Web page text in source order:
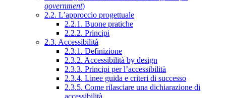
government)
2.2. L’approccio progettuale
2.2.1. Buone pratiche
2.2.2. Principi
2.3. Accessibilità
2.3.1. Definizione
2.3.2. Accessibilità by design
2.3.3. Principi per l’accessibilità
2.3.4. Linee guida e criteri di successo
2.3.5. Come rilasciare una dichiarazione di
accessibilità